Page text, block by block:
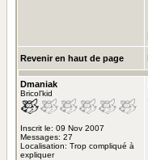
Revenir en haut de page
Dmaniak
Bricol'kid
Inscrit le: 09 Nov 2007
Messages: 27
Localisation: Trop compliqué à
expliquer